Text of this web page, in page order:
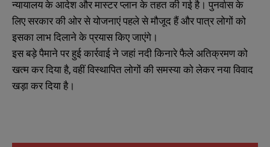
न्यायालय के आदेश और मास्टर प्लान के तहत की गई है। पुनर्वास के
लिए सरकार की ओर से योजनाएं पहले से मौजूद हैं और पात्र लोगों को
इसका लाभ दिलाने के प्रयास किए जाएंगे।
इस बड़े पैमाने पर हुई कार्रवाई ने जहां नदी किनारे फैले अतिक्रमण को
खत्म कर दिया है, वहीं विस्थापित लोगों की समस्या को लेकर नया विवाद
खड़ा कर दिया है।